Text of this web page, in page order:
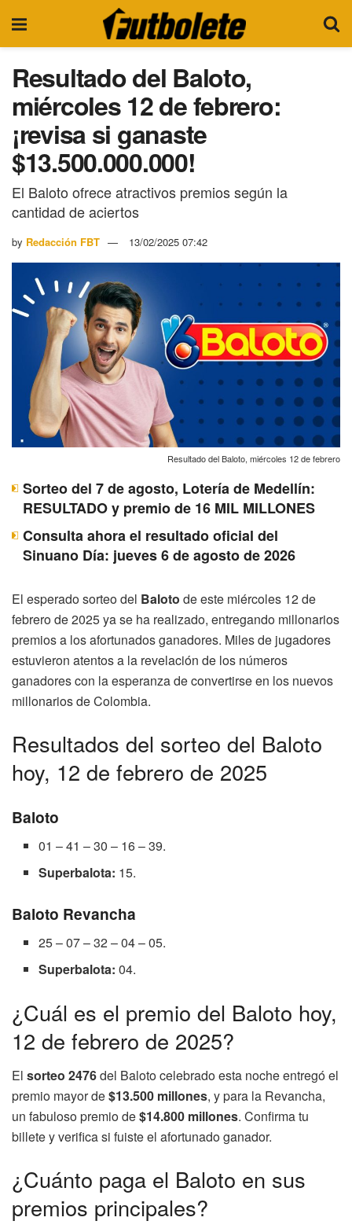
Resultado del Baloto,
miércoles 12 de febrero:
¡revisa si ganaste
$13.500.000.000!
El Baloto ofrece atractivos premios según la
cantidad de aciertos
by Redacción FBT 13/02/2025 07:42
Resultado del Baloto, miércoles 12 de febrero
Sorteo del 7 de agosto, Lotería de Medellín:
RESULTADO y premio de 16 MIL MILLONES
Consulta ahora el resultado oficial del
Sinuano Día: jueves 6 de agosto de 2026
El esperado sorteo del Baloto de este miércoles 12 de
febrero de 2025 ya se ha realizado, entregando millonarios
premios a los afortunados ganadores. Miles de jugadores
estuvieron atentos a la revelación de los números
ganadores con la esperanza de convertirse en los nuevos
millonarios de Colombia.
Resultados del sorteo del Baloto
hoy, 12 de febrero de 2025
Baloto
01 – 41 – 30 – 16 – 39.
Superbalota: 15.
Baloto Revancha
25 – 07 – 32 – 04 – 05.
Superbalota:04.
¿Cuál es el premio del Baloto hoy,
12 de febrero de 2025?
El sorteo 2476del Baloto celebrado esta noche entregó el
premio mayor de$13.500 millones, y para la Revancha,
un fabuloso premio de$14.800 millones. Confirma tu
billete y verifica si fuiste el afortunado ganador.
¿Cuánto paga el Baloto en sus
premios principales?